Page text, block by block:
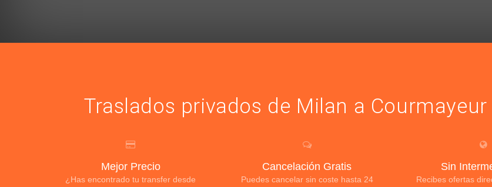
Traslados privados de Milan a
Mejor Precio
¿Has encontrado tu transfer desde
Cancelación Gratis
Puedes cancelar sin coste hasta 24
Sin
Recibes ofertas